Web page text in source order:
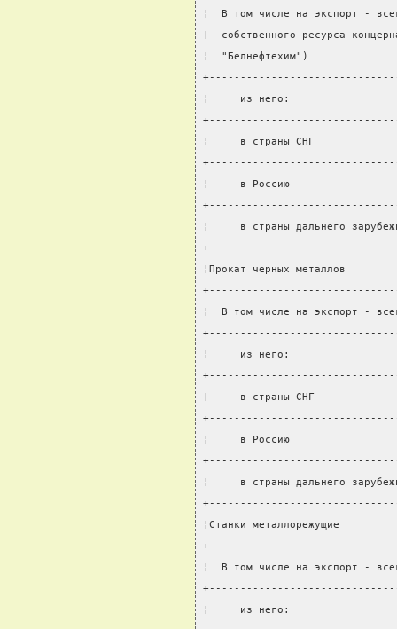
¦  В том числе на экспорт
¦  собственного ресурса
¦  "Белнефтехим")
¦     из него:
¦     в страны СНГ
¦     в Россию
¦     в страны дальнего
¦Прокат черных металлов
¦  В том числе на экспорт
¦     из него:
¦     в страны СНГ
¦     в Россию
¦     в страны дальнего
¦Станки металлорежущие
¦  В том числе на экспорт -
¦     из него: